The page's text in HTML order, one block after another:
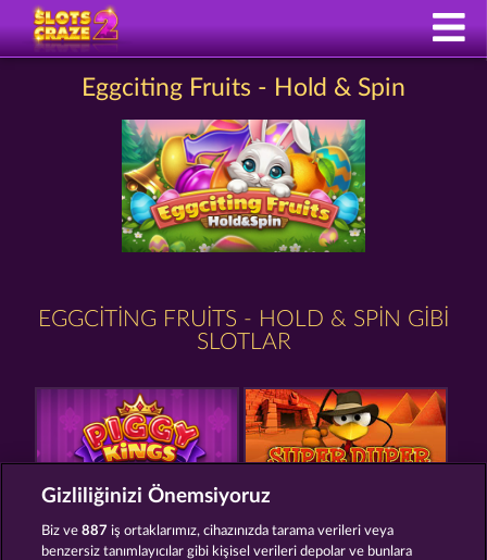
Eggciting Fruits - Hold & Spin
EGGCITING FRUITS - HOLD & SPIN GIBI
SLOTLAR
Gizliliğinizi Önemsiyoruz
Biz ve887 iş ortaklarımız, cihazınızda tarama verileri veya
benzersiz tanımlayıcılar gibi kişisel verileri depolar ve bunlara